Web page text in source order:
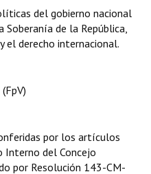
del gobierno nacional
de la República,
el derecho internacional.
por los artículos
Interno del Concejo
por Resolución 143-CM-